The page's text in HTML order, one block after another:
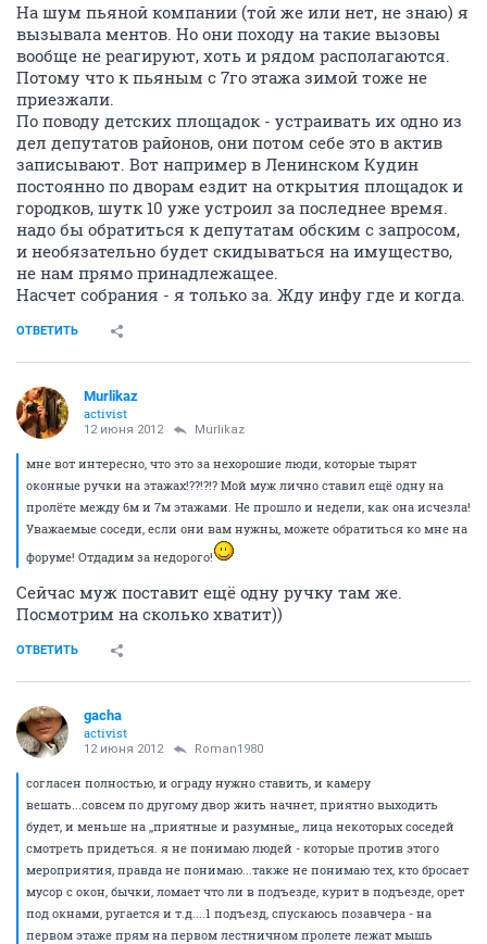
На шум пьяной компании (той же или нет, не знаю) я
вызывала ментов. Но они походу на такие вызовы
вообще не реагируют, хоть и рядом располагаются.
Потому что к пьяным с 7го этажа зимой тоже не
приезжали.
По поводу детских площадок - устраивать их одно из
дел депутатов районов, они потом себе это в актив
записывают. Вот например в Ленинском Кудин
постоянно по дворам ездит на открытия площадок и
городков, шутк 10 уже устроил за последнее время.
надо бы обратиться к депутатам обским с запросом,
и необязательно будет скидываться на имущество,
не нам прямо принадлежащее.
Насчет собрания - я только за. Жду инфу где и когда.
ОТВЕТИТЬ
Murlikaz
activist
12 июня 2012 Murlikaz
мне вот интересно, что это за нехорошие люди, которые тырят
оконные ручки на этажах!??!?!? Мой муж лично ставил ещё одну на
пролёте между 6м и 7м этажами. Не прошло и недели, как она исчезла!
Уважаемые соседи, если они вам нужны, можете обратиться ко мне на
форуме! Отдадим за недорого!
Сейчас муж поставит ещё одну ручку там же.
Посмотрим на сколько хватит))
ОТВЕТИТЬ
gacha
activist
12 июня 2012 Roman1980
согласен полностью, и ограду нужно ставить, и камеру
вешать...совсем по другому двор жить начнет, приятно выходить
будет, и меньше на ,,приятные и разумные,, лица некоторых соседей
смотреть придеться. я не понимаю людей - которые против этого
мероприятия, правда не понимаю...также не понимаю тех, кто бросает
мусор с окон, бычки, ломает что ли в подъезде, курит в подъезде, орет
под окнами, ругается и т.д....1 подъезд, спускаюсь позавчера - на
первом этаже прям на первом лестничном пролете лежат мышь